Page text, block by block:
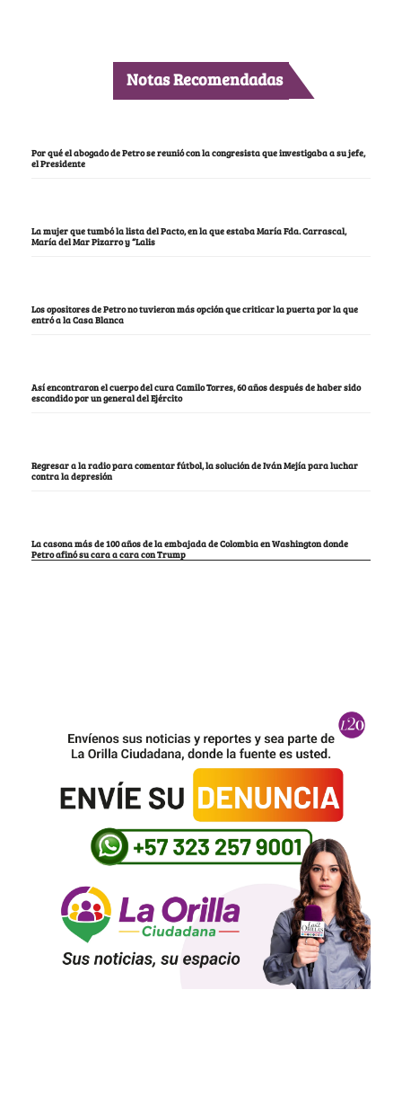
Notas Recomendadas
Por qué el abogado de Petro se reunió con la congresista que investigaba a su jefe,
el Presidente
La mujer que tumbó la lista del Pacto, en la que estaba María Fda. Carrascal,
María del Mar Pizarro y “Lalis
Los opositores de Petro no tuvieron más opción que criticar la puerta por la que
entró a la Casa Blanca
Así encontraron el cuerpo del cura Camilo Torres, 60 años después de haber sido
escondido por un general del Ejército
Regresar a la radio para comentar fútbol, la solución de Iván Mejía para luchar
contra la depresión
La casona más de 100 años de la embajada de Colombia en Washington donde
Petro afinó su cara a cara con Trump